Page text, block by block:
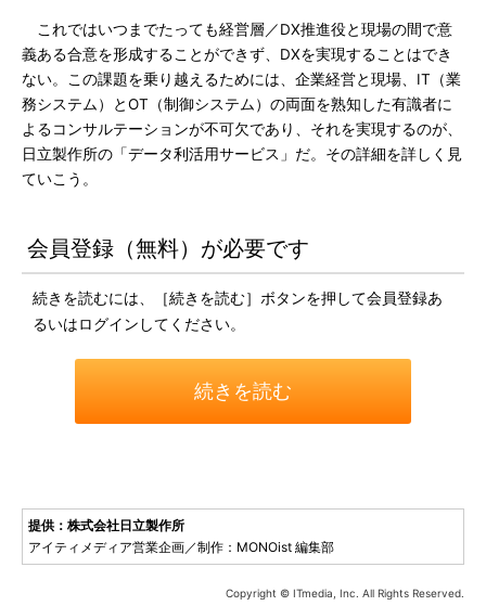
これではいつまでたっても経営層／DX推進役と現場の間で意
義ある合意を形成することができず、DXを実現することはでき
ない。この課題を乗り越えるためには、企業経営と現場、IT（業
務システム）とOT（制御システム）の両面を熟知した有識者に
よるコンサルテーションが不可欠であり、それを実現するのが、
日立製作所の「データ利活用サービス」だ。その詳細を詳しく見
ていこう。
会員登録（無料）が必要です
続きを読むには、［続きを読む］ボタンを押して会員登録あ
るいはログインしてください。
続きを読む
提供：株式会社日立製作所
アイティメディア営業企画／制作：MONOist 編集部
Copyright © ITmedia, Inc. All Rights Reserved.